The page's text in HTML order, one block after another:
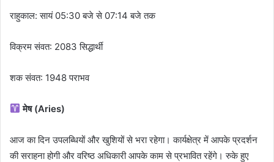
राहुकाल: सायं 05:30 बजे से 07:14 बजे तक
विक्रम संवत: 2083 सिद्धार्थी
शक संवत: 1948 पराभव
मेष (Aries)
आज का दिन उपलब्धियों और खुशियों से भरा रहेगा। कार्यक्षेत्र में आपके प्रदर्शन
की सराहना होगी और वरिष्ठ अधिकारी आपके काम से प्रभावित रहेंगे। रुके हुए